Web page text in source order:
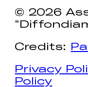
© 2026
Credits:
Privacy
Policy